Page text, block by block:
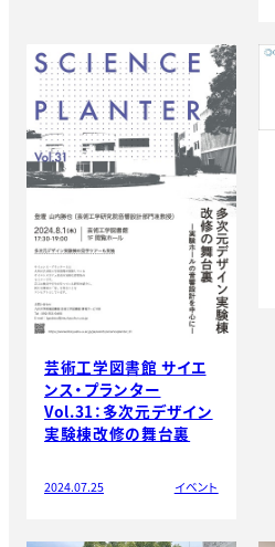
芸術工学図書館 サイエ
ンス・プランター
Vol.31：多次元デザイン
実験棟改修の舞台裏
2024.07.25 イベント